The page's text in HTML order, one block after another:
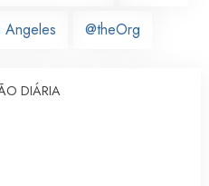
Angeles @theOrg
DIÁRIA